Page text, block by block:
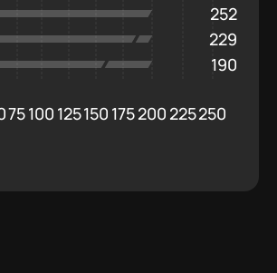
252
229
190
75100 125150 175200 225250